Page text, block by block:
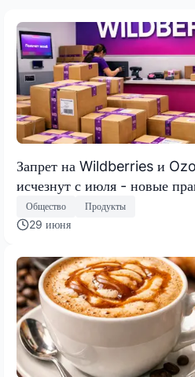
Запрет на Wildberries и
исчезнут с июля - новые
Общество Продукты
29 июня